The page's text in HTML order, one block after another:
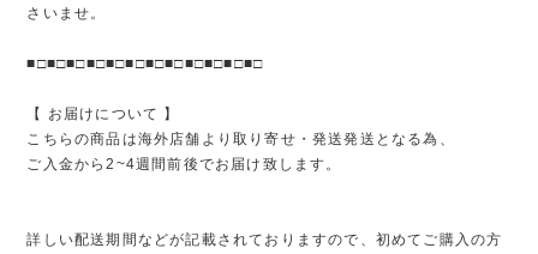
さいませ。
■□■□■□■□■□■□■□■□■□■□■□■□
【 お届けについて 】
こちらの商品は海外店舗より取り寄せ・発送発送となる為、
ご入金から2~4週間前後でお届け致します。
詳しい配送期間などが記載されておりますので、初めてご購入の方